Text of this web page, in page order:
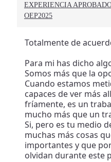
EXPERIENCIA
OEP2025
Totalmente de
Para mi has dicho
Somos más que la
Cuando estamos
capaces de ver más
fríamente, es un
mucho más que un
Si, pero es tu medio
muchas más cosas
importantes y que
olvidan durante este